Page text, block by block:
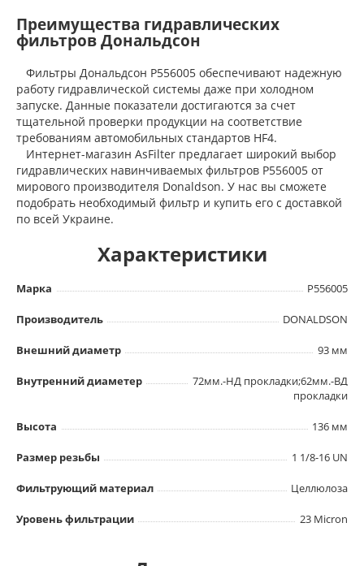
Преимущества гидравлических
фильтров Дональдсон
Фильтры Дональдсон P556005 обеспечивают надежную
работу гидравлической системы даже при холодном
запуске. Данные показатели достигаются за счет
тщательной проверки продукции на соответствие
требованиям автомобильных стандартов HF4.
Интернет-магазин AsFilter предлагает широкий выбор
гидравлических навинчиваемых фильтров P556005 от
мирового производителя Donaldson. У нас вы сможете
подобрать необходимый фильтр и купить его с доставкой
по всей Украине.
Характеристики
Марка P556005
Производитель DONALDSON
Внешний диаметр 93 мм
Внутренний диаметер
72мм.-НД прокладки;62мм.-ВД
прокладки
Высота 136 мм
Размер резьбы 1 1/8-16 UN
Фильтрующий материал Целлюлоза
Уровень фильтрации 23 Micron